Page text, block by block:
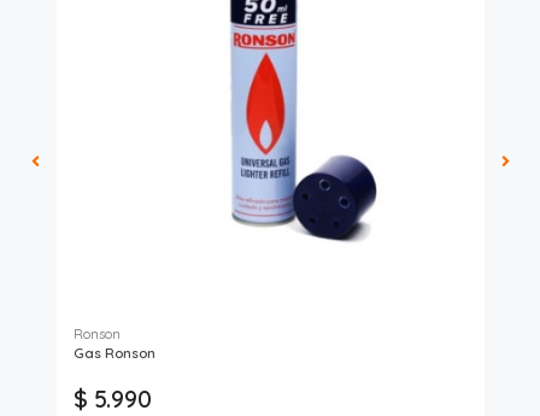
Ronson
Gas Ronson
$ 5.990